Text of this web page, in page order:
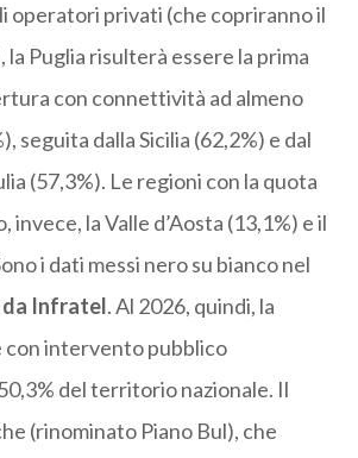
operatori privati (che copriranno il
Puglia risulterà essere la prima
con connettività ad almeno
seguita dalla Sicilia (62,2%) e dal
(57,3%). Le regioni con la quota
invece, la Valle d’Aosta (13,1%) e il
i dati messi nero su bianco nel
Infratel. Al 2026, quindi, la
intervento pubblico
del territorio nazionale. Il
(rinominato Piano Bul), che